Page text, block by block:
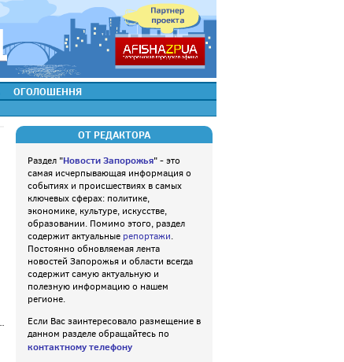
ОГОЛОШЕННЯ
ОТ РЕДАКТОРА
Раздел "Новости Запорожья" - это
самая исчерпывающая информация о
событиях и происшествиях в самых
ключевых сферах: политике,
экономике, культуре, искусстве,
образовании. Помимо этого, раздел
содержит актуальные репортажи.
Постоянно обновляемая лента
новостей Запорожья и области всегда
содержит самую актуальную и
полезную информацию о нашем
регионе.
Если Вас заинтересовало размещение в
данном разделе обращайтесь по
контактному телефону